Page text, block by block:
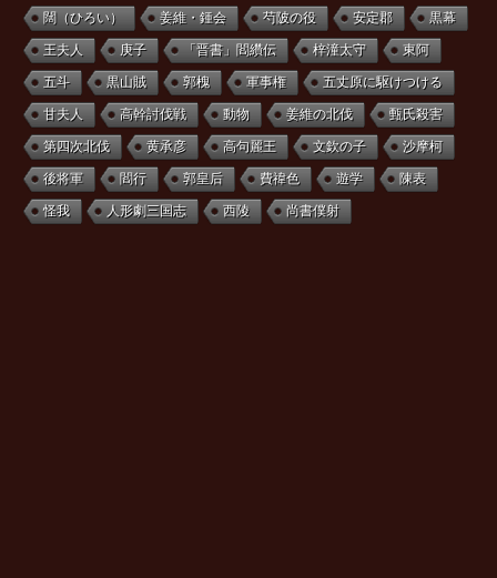
闊（ひろい） 姜維・鍾会 芍陂の役 安定郡 黒幕
王夫人 庚子 「晋書」閻纘伝 梓潼太守 東阿
五斗 黒山賊 郭槐 軍事権 五丈原に駆けつける
甘夫人 高幹討伐戦 動物 姜維の北伐 甄氏殺害
第四次北伐 黄承彦 高句麗王 文欽の子 沙摩柯
後将軍 閻行 郭皇后 費禕色 遊学 陳表
怪我 人形劇三国志 西陵 尚書僕射